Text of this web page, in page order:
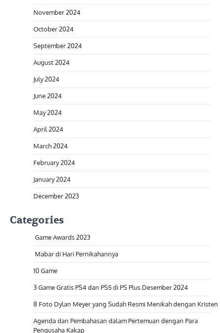
November 2024
October 2024
September 2024
August 2024
July 2024
June 2024
May 2024
April 2024
March 2024
February 2024
January 2024
December 2023
Categories
Game Awards 2023
Mabar di Hari Pernikahannya
10 Game
3 Game Gratis PS4 dan PS5 di PS Plus Desember 2024
8 Foto Dylan Meyer yang Sudah Resmi Menikah dengan
Agenda dan Pembahasan dalam Pertemuan dengan Para
Pengusaha Kakap